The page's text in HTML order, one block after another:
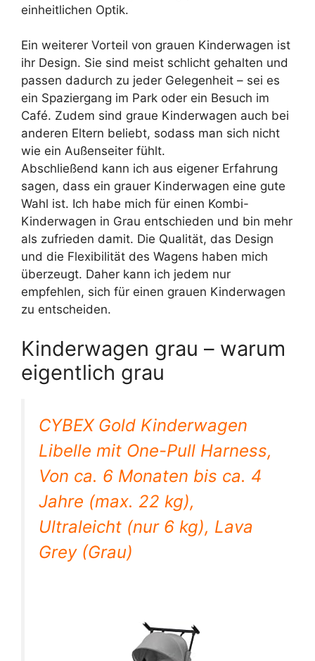
einheitlichen Optik.
Ein weiterer Vorteil von grauen Kinderwagen ist
ihr Design. Sie sind meist schlicht gehalten und
passen dadurch zu jeder Gelegenheit – sei es
ein Spaziergang im Park oder ein Besuch im
Café. Zudem sind graue Kinderwagen auch bei
anderen Eltern beliebt, sodass man sich nicht
wie ein Außenseiter fühlt.
Abschließend kann ich aus eigener Erfahrung
sagen, dass ein grauer Kinderwagen eine gute
Wahl ist. Ich habe mich für einen Kombi-
Kinderwagen in Grau entschieden und bin mehr
als zufrieden damit. Die Qualität, das Design
und die Flexibilität des Wagens haben mich
überzeugt. Daher kann ich jedem nur
empfehlen, sich für einen grauen Kinderwagen
zu entscheiden.
Kinderwagen grau – warum
eigentlich grau
CYBEX Gold Kinderwagen
Libelle mit One-Pull Harness,
Von ca. 6 Monaten bis ca. 4
Jahre (max. 22 kg),
Ultraleicht (nur 6 kg), Lava
Grey (Grau)